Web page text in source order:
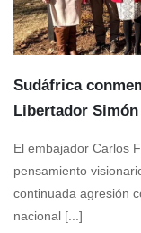
Sudáfrica
Libertador
El embajador Carlos
pensamiento
continuada agresión
nacional [...]